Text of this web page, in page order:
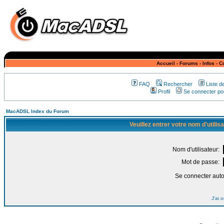
Accueil - Forums - Infos -
FAQ Rechercher
Liste
Profil
Se connecter
MacADSL Index du Forum
Veuillez entrer votre nom
Nom d'utilisateur:
Mot de passe:
Se connecter
J'ai